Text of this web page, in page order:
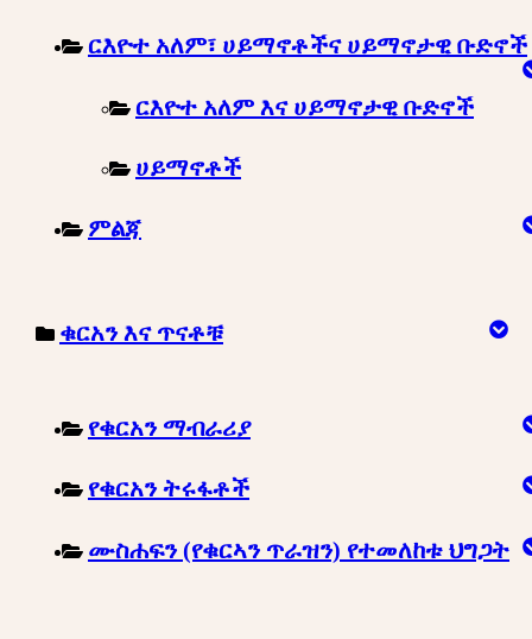
ርእዮተ አለም፣ ሀይማኖቶችና ሀይማኖታዊ ቡድኖች
ርእዮተ አለም እና ሀይማኖታዊ ቡድኖች
ሀይማኖቶች
ምልጃ
ቁርአን እና ጥናቶቹ
የቁርአን ማብራሪያ
የቁርአን ትሩፋቶች
ሙስሐፍን (የቁርኣን ጥራዝን) የተመለከቱ ህግጋት